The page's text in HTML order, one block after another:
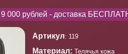
9 000 рублей - доставка
Артикул: 119
Материал: Телячья кожа